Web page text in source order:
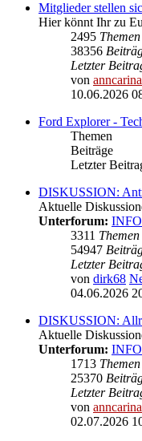
Mitglieder stellen
Hier könnt Ihr zu
2495 Themen
38356
Letzter
von anncarina
10.06.2026
Ford Explorer -
Themen
Beiträge
Letzter
DISKUSSION:
Aktuelle
Unterforum:
3311 Themen
54947
Letzter
von dirk68
04.06.2026
DISKUSSION:
Aktuelle
Unterforum:
1713 Themen
25370
Letzter
von anncarina
02.07.2026